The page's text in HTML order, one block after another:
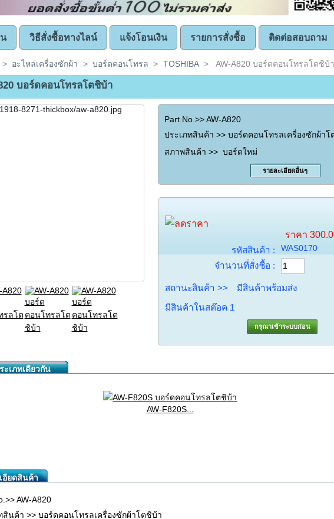
วิธีสั่งซื้อทางไลน์ แจ้งโอนเงิน รายการสั่งซื้อ ติดต่อสอบถาม
> อะไหล่เครื่องซักผ้า > บอร์ดคอนโทรล > TOSHIBA > AW-A820 บอร์ดคอนโทรลโตชิบ้า
บอร์ดคอนโทรลโตชิบ้า
Part No.>> AW-A820
ประเภทสินค้า >> บอร์ดคอนโทรลเครื่องซักผ้าโ
สภาพสินค้า >> บอร์ดใหม่
รายละเอียดอื่นๆ
ราคา
รหัสสินค้า : WAS0170
จำนวนที่สั่งซื้อ :
สถานะสินค้า >>
มีสินค้าพร้อมส่ง
มีสินค้าในสต๊อค 1
กรุณาเข้าระบบก่อน
ะเภทเดียวกัน
AW-F820S...
อียดสินค้า
AW-A820
สินค้า >> บอร์ดคอนโทรลเครื่องซักผ้าโตชิบ้า